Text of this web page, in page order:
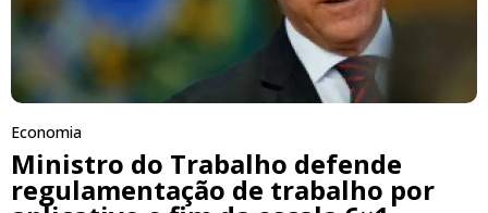
Economia
Ministro do Trabalho defende
regulamentação de trabalho por